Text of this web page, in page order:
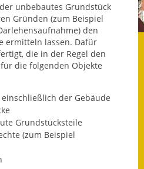
Geschichte und
Gegenwart
Was die Alten noch
wussten!
Informationsbroschüre
Lärmaktionsplan
unbebautes Grundstück
Gründen (zum Beispiel
den
ermitteln lassen. Dafür
die in der Regel den
die folgenden Objekte
der Gebäude
Grundstücksteile
(zum Beispiel